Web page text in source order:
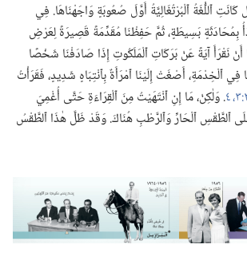
كَانَتِ ٱللُّغَةُ ٱلْبُرْتُغَالِيَّةُ أَوَّلَ صُعُوبَةٍ وَاجَهْنَاهَا.‏ فِي
بِمُحَادَثَةٍ بَسِيطَةٍ،‏ ثُمَّ حَفِظْنَا مُقَدِّمَةً قَصِيرَةً لِعَرْضِ
نَقْرَأَ آيَةً عَنْ بَرَكَاتِ ٱلْمَلَكُوتِ إِذَا صَادَفْنَا شَخْصًا
ٱلْخِدْمَةِ،‏ أَصْغَتْ إِلَيْنَا ٱمْرَأَةٌ بِٱنْتِبَاهٍ شَدِيدٍ،‏ فَقَرَأْتُ
‏.‏ وَلٰكِنْ،‏ مَا إِنِ ٱنْتَهَيْتُ مِنَ ٱلْقِرَاءَةِ حَتَّى أُغْمِيَ
ٱلطَّقْسِ ٱلْحَارِّ وَٱلرَّطْبِ هُنَاكَ.‏ وَقَدْ ظَلَّ هٰذَا ٱلطَّقْسُ